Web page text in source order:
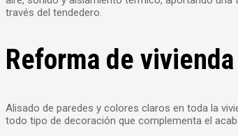
través del tendedero.
Reforma de
Alisado de paredes y colores claros en toda la
todo tipo de decoración que complementa el